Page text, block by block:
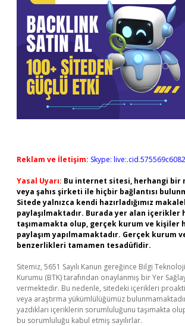
Reklam ve İletişim: Skype:
Yasal Uyarı: Bu internet sitesi, herhangi bir
veya şahıs şirketi ile hiçbir bağlantısı
Sitede yalnızca kendi hazırladığımız
paylaşılmaktadır. Burada yer alan içerikler
taşımamakta olup, gerçek kurum ve kişiler
paylaşım yapılmamaktadır. Gerçek kurum
benzerlikleri tamamen tesadüfidir.
Sitemiz, 5651 Sayılı Kanun gereğince Bilgi
Kurumu (BTK) tarafından onaylanmış bir Yer
vermektedir. Bu nedenle, sitedeki içerikleri
veya araştırma yükümlülüğümüz
yazdıkları içeriklerin sorumluluğunu taşımakta
bu sorumluluğu kabul etmiş sayılırlar.